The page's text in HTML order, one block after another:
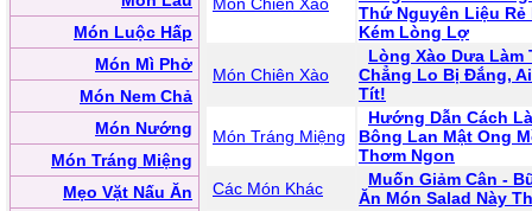
Món Luộc Hấp
Món Mì Phở
Món Nem Chả
Món Nướng
Món Tráng Miệng
Mẹo Vặt Nấu Ăn
Thứ Nguyên Liệu Rẻ
Kém Lòng Lợ
Món Chiên Xào
Lòng Xào Dưa Làm
Chẳng Lo Bị Đắng,
Tít!
Món Tráng Miệng
Hướng Dẫn Cách
Bông Lan Mật Ong
Thơm Ngon
Các Món Khác
Muốn Giảm Cân -
Ăn Món Salad Này